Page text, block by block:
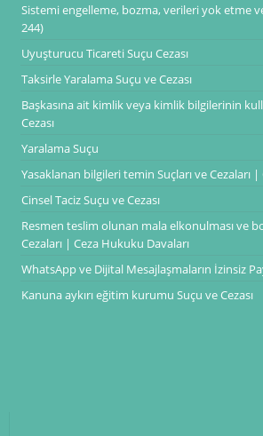
Sistemi engelleme, bozma, verileri yok etme
244)
Uyuşturucu Ticareti Suçu Cezası
Taksirle Yaralama Suçu ve Cezası
Başkasına ait kimlik veya kimlik bilgilerinin
Cezası
Yaralama Suçu
Yasaklanan bilgileri temin Suçları ve Cezaları
Cinsel Taciz Suçu ve Cezası
Resmen teslim olunan mala elkonulması ve
Cezaları | Ceza Hukuku Davaları
WhatsApp ve Dijital Mesajlaşmaların İzinsiz
Kanuna aykırı eğitim kurumu Suçu ve Cezası